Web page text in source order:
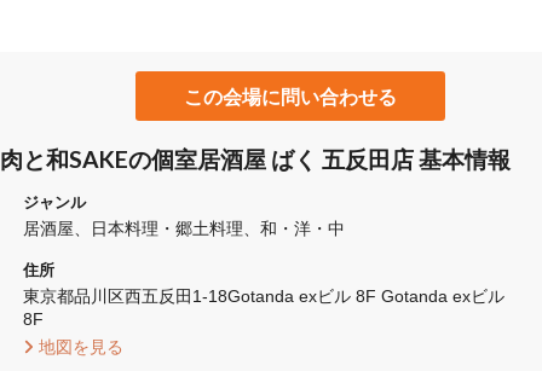
この会場に問い合わせる
肉と和SAKEの個室居酒屋 ばく 五反田店 基本情報
ジャンル
居酒屋 日本料理・郷土料理 和・洋・中
住所
東京都品川区西五反田1-18Gotanda exビル 8F Gotanda exビル
8F
地図を見る